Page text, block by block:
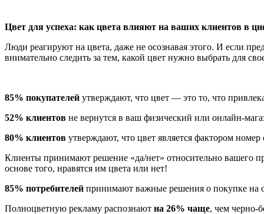
Цвет для успеха: как цвета влияют на ваших клиентов в
Люди реагируют на цвета, даже не осознавая этого. И если
внимательно следить за тем, какой цвет нужно выбрать для
85% покупателей утверждают, что цвет — это то, что
52% клиентов не вернутся в ваш физический или онлайн-
80% клиентов утверждают, что цвет является фактором
Клиенты принимают решение «да/нет» относительно вашего
основе того, нравятся им цвета или нет!
85% потребителей принимают важные решения о покупке на
Полноцветную рекламу распознают на 26% чаще, чем черно-